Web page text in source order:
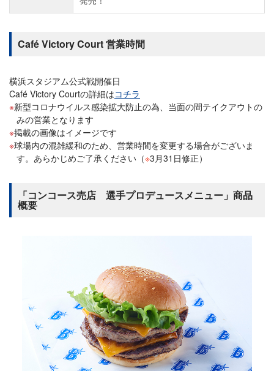
Café Victory Court 営業時間
横浜スタジアム公式戦開催日
Café Victory Courtの詳細はコチラ
新型コロナウイルス感染拡大防止の為、当面の間テイクアウトの
みの営業となります
掲載の画像はイメージです
球場内の混雑緩和のため、営業時間を変更する場合がございま
す。あらかじめご了承ください（※3月31日修正）
「コンコース売店 選手プロデュースメニュー」商品
概要